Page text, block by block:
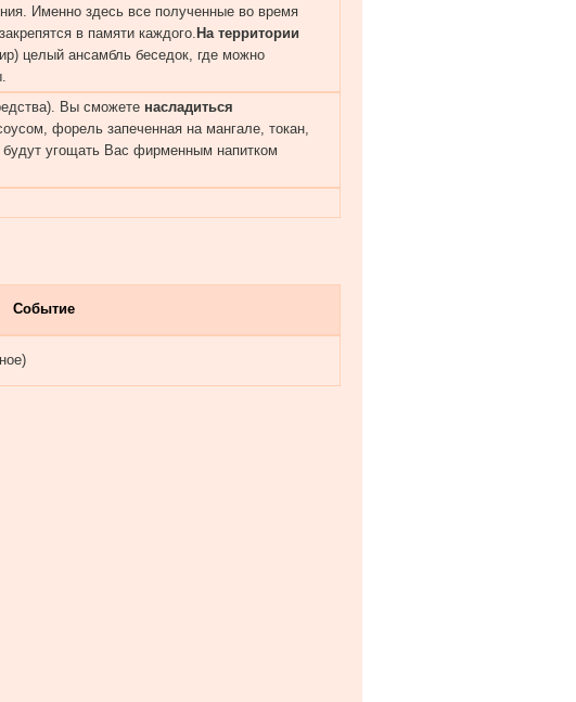
Именно здесь все полученные во время
в памяти каждого. На территории
целый ансамбль беседок, где можно
Вы сможете насладиться
форель запеченная на мангале, токан,
угощать Вас фирменным напитком
Событие